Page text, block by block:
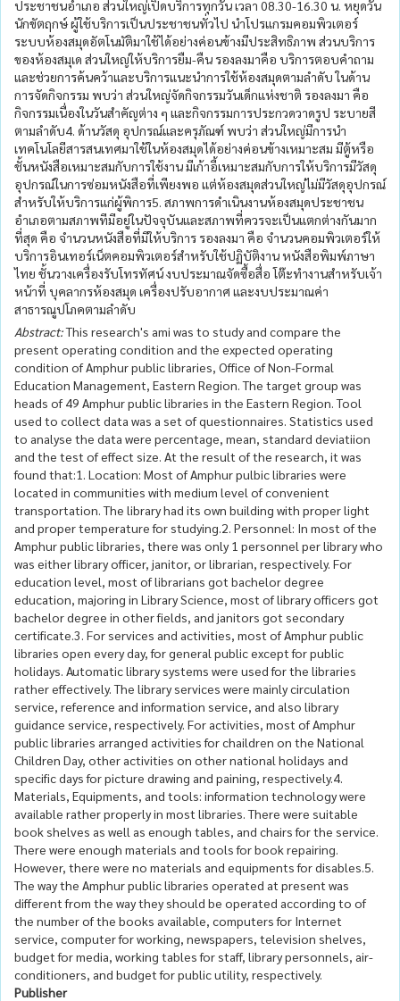
ประชาชนอำเภอ ส่วนใหญ่เปิดบริการทุกวัน เวลา 08.30-16.30 น. หยุดวัน
นักขัตฤกษ์ ผู้ใช้บริการเป็นประชาชนทั่วไป นำโปรแกรมคอมพิวเตอร์
ระบบห้องสมุดอัตโนมัติมาใช้ได้อย่างค่อนข้างมีประสิทธิภาพ ส่วนบริการ
ของห้องสมุเด ส่วนใหญ่ให้บริการยืม-คืน รองลงมาคือ บริการตอบคำถาม
และช่วยการค้นคว้าและบริการแนะนำการใช้ห้องสมุดตามลำดับ ในด้าน
การจัดกิจกรรม พบว่า ส่วนใหญ่จัดกิจกรรมวันเด็กแห่งชาติ รองลงมา คือ
กิจกรรมเนื่องในวันสำคัญต่าง ๆ และกิจกรรมการประกวดวาดรูป ระบายสี
ตามลำดับ4. ด้านวัสดุ อุปกรณ์และครุภัณฑ์ พบว่า ส่วนใหญ่มีการนำ
เทคโนโลยีสารสนเทศมาใช้ในห้องสมุดได้อย่างค่อนข้างเหมาะสม มีตู้หรือ
ชั้นหนังสือเหมาะสมกับการใช้งาน มีเก้าอี้เหมาะสมกับการให้บริการมีวัสดุ
อุปกรณ์ในการซ่อมหนังสือที่เพียงพอ แต่ห้องสมุดส่วนใหญ่ไม่มีวัสดุอุปกรณ์
สำหรับให้บริการแก่ผู้พิการ5. สภาพการดำเนินงานห้องสมุดประชาชน
อำเภอตามสภาพทีมีอยู่ในปัจจุบันและสภาพที่ควรจะเป็นแตกต่างกันมาก
ที่สุด คือ จำนวนหนังสือที่มีให้บริการ รองลงมา คือ จำนวนคอมพิวเตอร์ให้
บริการอินเทอร์เน็ตคอมพิวเตอร์สำหรับใช้ปฏิบัติงาน หนังสือพิมพ์ภาษา
ไทย ชั้นวางเครื่องรับโทรทัศน์ งบประมาณจัดซื้อสื่อ โต๊ะทำงานสำหรับเจ้า
หน้าที่ บุคลากรห้องสมุด เครื่องปรับอากาศ และงบประมาณค่า
สาธารณูปโภคตามลำดับ
Abstract:This research's ami was to study and compare the
present operating condition and the expected operating
condition of Amphur public libraries, Office of Non-Formal
Education Management, Eastern Region. The target group was
heads of 49 Amphur public libraries in the Eastern Region. Tool
used to collect data was a set of questionnaires. Statistics used
to analyse the data were percentage, mean, standard deviatiion
and the test of effect size. At the result of the research, it was
found that:1. Location: Most of Amphur pulbic libraries were
located in communities with medium level of convenient
transportation. The library had its own building with proper light
and proper temperature for studying.2. Personnel: In most of the
Amphur public libraries, there was only 1 personnel per library who
was either library officer, janitor, or librarian, respectively. For
education level, most of librarians got bachelor degree
education, majoring in Library Science, most of library officers got
bachelor degree in other fields, and janitors got secondary
certificate.3. For services and activities, most of Amphur public
libraries open every day, for general public except for public
holidays. Automatic library systems were used for the libraries
rather effectively. The library services were mainly circulation
service, reference and information service, and also library
guidance service, respectively. For activities, most of Amphur
public libraries arranged activities for chaildren on the National
Children Day, other activities on other national holidays and
specific days for picture drawing and paining, respectively.4.
Materials, Equipments, and tools: information technology were
available rather properly in most libraries. There were suitable
book shelves as well as enough tables, and chairs for the service.
There were enough materials and tools for book repairing.
However, there were no materials and equipments for disables.5.
The way the Amphur public libraries operated at present was
different from the way they should be operated according to of
the number of the books available, computers for Internet
service, computer for working, newspapers, television shelves,
budget for media, working tables for staff, library personnels, air-
conditioners, and budget for public utility, respectively.
Publisher